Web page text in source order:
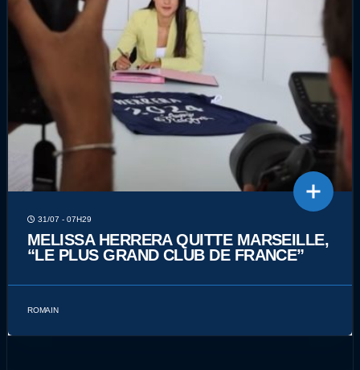
31/07 - 07H29
MELISSA HERRERA QUITTE MARSEILLE,
“LE PLUS GRAND CLUB DE FRANCE”
ROMAIN